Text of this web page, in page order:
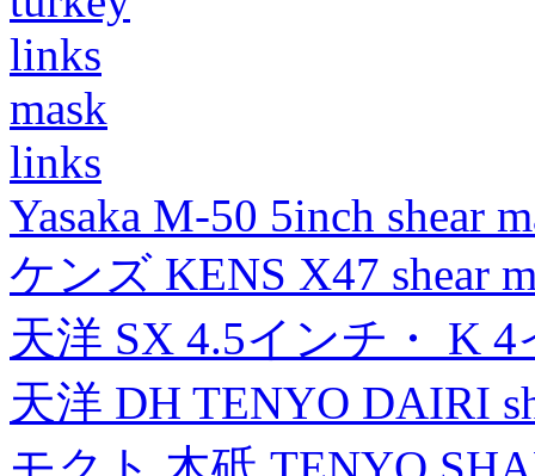
links
mask
links
Yasaka M-50 5inch shear
ケンズ KENS X47 shear
天洋 SX 4.5インチ・ K
天洋 DH TENYO DAIRI